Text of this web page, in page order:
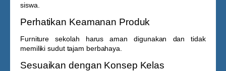
siswa.
Perhatikan Keamanan Produk
Furniture sekolah harus aman digunakan dan tidak
memiliki sudut tajam berbahaya.
Sesuaikan dengan Konsep Kelas